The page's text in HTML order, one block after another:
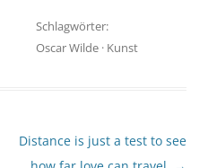
Schlagwörter:
Oscar Wilde · Kunst
Distance is just a test to see